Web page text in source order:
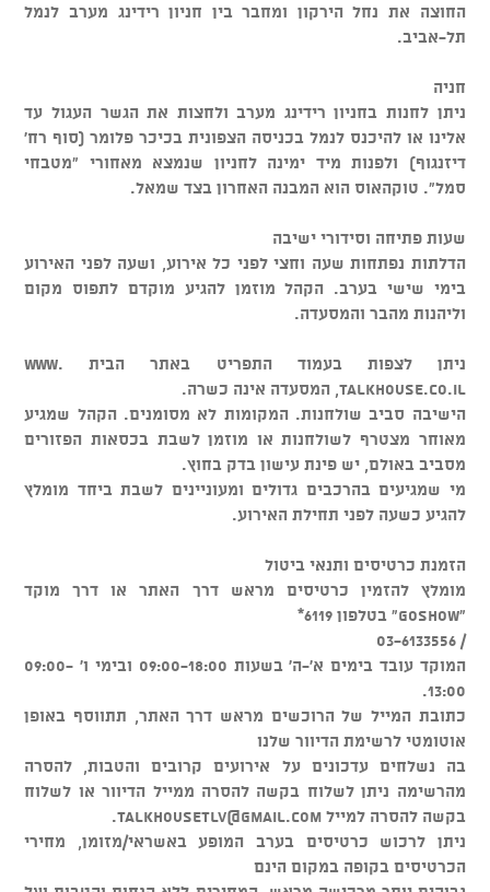
החוצה את נחל הירקון ומחבר בין חניון רידינג מערב לנמל
תל-אביב.
חניה
ניתן לחנות בחניון רידינג מערב ולחצות את הגשר העגול עד
אלינו או להיכנס לנמל בכניסה הצפונית בכיכר פלומר (סוף רח'
דיזנגוף) ולפנות מיד ימינה לחניון שנמצא מאחורי "מטבחי
סמל". טוקהאוס הוא המבנה האחרון בצד שמאל.
שעות פתיחה וסידורי ישיבה
הדלתות נפתחות שעה וחצי לפני כל אירוע, ושעה לפני האירוע
בימי שישי בערב. הקהל מוזמן להגיע מוקדם לתפוס מקום
וליהנות מהבר והמסעדה.
ניתן לצפות בעמוד התפריט באתר הבית www.
talkhouse.co.il, המסעדה אינה כשרה.
הישיבה סביב שולחנות. המקומות לא מסומנים. הקהל שמגיע
מאוחר מצטרף לשולחנות או מוזמן לשבת בכסאות הפזורים
מסביב באולם, יש פינת עישון בדק בחוץ.
מי שמגיעים בהרכבים גדולים ומעוניינים לשבת ביחד מומלץ
להגיע כשעה לפני תחילת האירוע.
הזמנת כרטיסים ותנאי ביטול
מומלץ להזמין כרטיסים מראש דרך האתר או דרך מוקד
"GOSHOW" בטלפון 6119*
/ 03-6133556
המוקד עובד בימים א'-ה' בשעות 09:00-18:00 ובימי ו' 09:00-
13:00.
כתובת המייל של הרוכשים מראש דרך האתר, תתווסף באופן
אוטומטי לרשימת הדיוור שלנו
בה נשלחים עדכונים על אירועים קרובים והטבות, להסרה
מהרשימה ניתן לשלוח בקשה להסרה ממייל הדיוור או לשלוח
בקשה להסרה למיילtalkhousetlv@gmail.com
.
ניתן לרכוש כרטיסים בערב המופע באשראי/מזומן, מחירי
הכרטיסים בקופה במקום הינם